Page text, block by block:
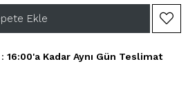
: 16:00'a Kadar Aynı Gün Teslimat